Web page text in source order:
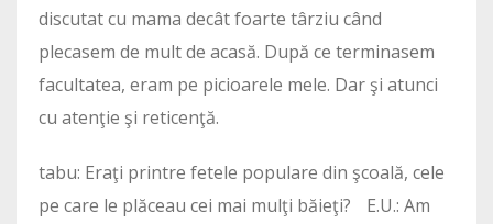
discutat cu mama decât foarte târziu când
plecasem de mult de acasă. După ce terminasem
facultatea, eram pe picioarele mele. Dar şi atunci
cu atenţie şi reticenţă.
tabu: Eraţi printre fetele populare din şcoală, cele
pe care le plăceau cei mai mulţi băieţi? E.U.: Am